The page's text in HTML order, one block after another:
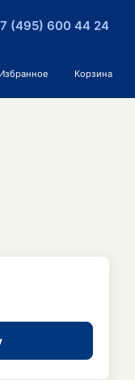
(495) 600 44 24
Избранное Корзина